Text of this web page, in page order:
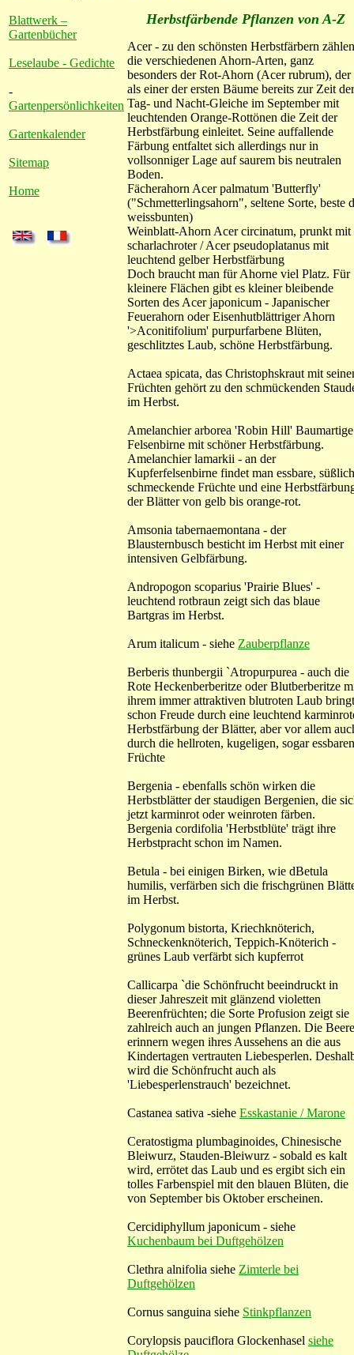
Blattwerk –
Gartenbücher
Leselaube - Gedichte
-
Gartenpersönlichkeiten
Gartenkalender
Sitemap
Home
Herbstfärbende Pflanzen von A-Z
Acer - zu den schönsten Herbstfärbern zählen
die verschiedenen Ahorn-Arten, ganz
besonders der Rot-Ahorn (Acer rubrum), der
als einer der ersten Bäume bereits zur Zeit der
Tag- und Nacht-Gleiche im September mit
leuchtenden Orange-Rottönen die Zeit der
Herbstfärbung einleitet. Seine auffallende
Färbung entfaltet sich allerdings nur in
vollsonniger Lage auf saurem bis neutralen
Boden.
Fächerahorn Acer palmatum 'Butterfly'
("Schmetterlingsahorn", seltene Sorte, beste
weissbunten)
Weinblatt-Ahorn Acer circinatum, prunkt mit
scharlachroter / Acer pseudoplatanus mit
leuchtend gelber Herbstfärbung
Doch braucht man für Ahorne viel Platz. Für
kleinere Flächen gibt es kleiner bleibende
Sorten des Acer japonicum - Japanischer
Feuerahorn oder Eisenhutblättriger Ahorn
'>Aconitifolium' purpurfarbene Blüten,
geschlitztes Laub, schöne Herbstfärbung.
Actaea spicata, das Christophskraut mit
Früchten gehört zu den schmückenden
im Herbst.
Amelanchier arborea 'Robin Hill' Baumartige
Felsenbirne mit schöner Herbstfärbung.
Amelanchier lamarkii - an der
Kupferfelsenbirne findet man essbare, süßlich
schmeckende Früchte und eine
der Blätter von gelb bis orange-rot.
Amsonia tabernaemontana - der
Blausternbusch besticht im Herbst mit einer
intensiven Gelbfärbung.
Andropogon scoparius 'Prairie Blues' -
leuchtend rotbraun zeigt sich das blaue
Bartgras im Herbst.
Arum italicum - siehe Zauberpflanze
Berberis thunbergii `Atropurpurea - auch die
Rote Heckenberberitze oder Blutberberitze
ihrem immer attraktiven blutroten Laub bringt
schon Freude durch eine leuchtend
Herbstfärbung der Blätter, aber vor allem
durch die hellroten, kugeligen, sogar essbaren
Früchte
Bergenia - ebenfalls schön wirken die
Herbstblätter der staudigen Bergenien, die
jetzt karminrot oder weinroten färben.
Bergenia cordifolia 'Herbstblüte' trägt ihre
Herbstpracht schon im Namen.
Betula - bei einigen Birken, wie dBetula
humilis, verfärben sich die frischgrünen
im Herbst.
Polygonum bistorta, Kriechknöterich,
Schneckenknöterich, Teppich-Knöterich -
grünes Laub verfärbt sich kupferrot
Callicarpa `die Schönfrucht beeindruckt in
dieser Jahreszeit mit glänzend violetten
Beerenfrüchten; die Sorte Profusion zeigt sie
zahlreich auch an jungen Pflanzen. Die
erinnern wegen ihres Aussehens an die aus
Kindertagen vertrauten Liebesperlen.
wird die Schönfrucht auch als
'Liebesperlenstrauch' bezeichnet.
Castanea sativa -siehe Esskastanie / Marone
Ceratostigma plumbaginoides, Chinesische
Bleiwurz, Stauden-Bleiwurz - sobald es kalt
wird, errötet das Laub und es ergibt sich ein
tolles Farbenspiel mit den blauen Blüten, die
von September bis Oktober erscheinen.
Cercidiphyllum japonicum - siehe
Kuchenbaum bei Duftgehölzen
Clethra alnifolia siehe Zimterle bei
Duftgehölzen
Cornus sanguina siehe Stinkpflanzen
Corylopsis pauciflora Glockenhasel siehe